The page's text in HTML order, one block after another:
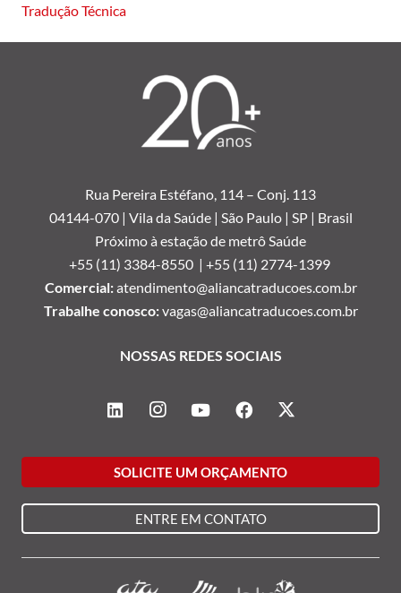
Tradução Técnica
Rua Pereira Estéfano, 114 – Conj. 113
04144-070 | Vila da Saúde | São Paulo | SP | Brasil
Próximo à estação de metrô Saúde
+55 (11) 3384-8550 | +55 (11) 2774-1399
Comercial:atendimento@aliancatraducoes.com.br
Trabalhe conosco:vagas@aliancatraducoes.com.br
NOSSAS REDES SOCIAIS
SOLICITE UM ORÇAMENTO
ENTRE EM CONTATO